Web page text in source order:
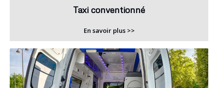
Taxi conventionné
En savoir plus >>